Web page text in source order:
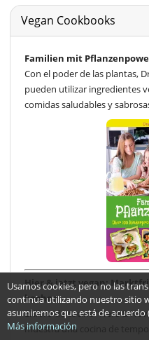
Vegan Cookbooks
Familien mit
Con el poder de las plantas,
pueden utilizar ingredientes
comidas saludables y
Hier & jetzt vegan:
kochen
El libro de cocina "Here &
muestra una cocina de
Usamos cookies, pero no las
continúa utilizando nuestro sitio
asumiremos que está de acuerdo
Más información